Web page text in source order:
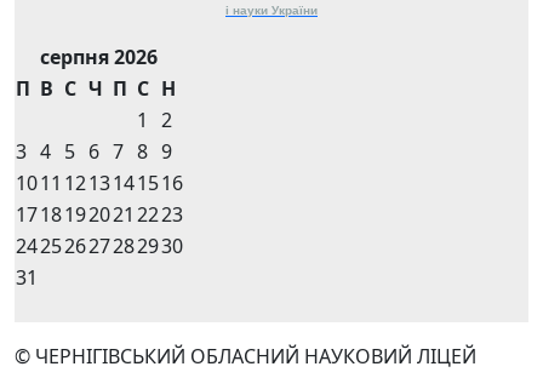
і науки України
серпня 2026
П В С Ч П С Н
1
2
3 4 5 6 7 8 9
1011 1213141516
1718192021 2223
24252627282930
31
© ЧЕРНІГІВСЬКИЙ ОБЛАСНИЙ НАУКОВИЙ ЛІЦЕЙ